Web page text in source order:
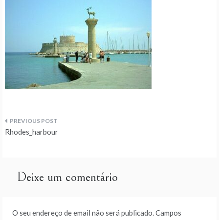
Navegação
artigos
Rhodes_harbour
Deixe um comentário
O seu endereço de email não será publicado.Campos